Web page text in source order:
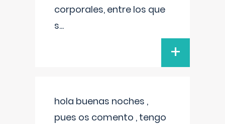
corporales, entre los que
s...
+
hola buenas noches ,
pues os comento , tengo